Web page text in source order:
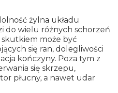
żylna układu
do wielu różnych schorzeń
może być
się ran, dolegliwości
kończyny. Poza tym z
się skrzepu,
płucny, a nawet udar